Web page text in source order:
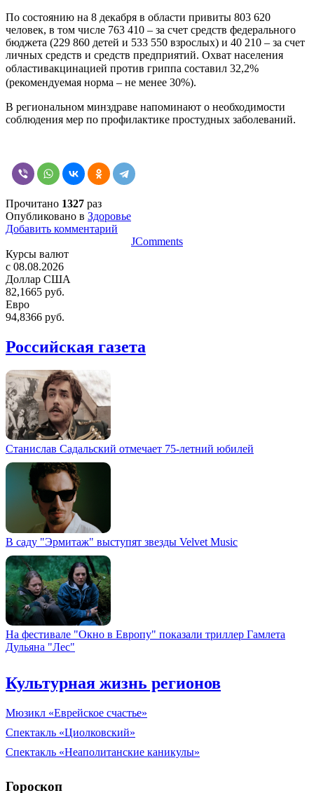
По состоянию на 8 декабря в области привиты 803 620
человек, в том числе 763 410 – за счет средств федерального
бюджета (229 860 детей и 533 550 взрослых) и 40 210 – за счет
личных средств и средств предприятий. Охват населения
областивакцинацией против гриппа составил 32,2%
(рекомендуемая норма – не менее 30%).
В региональном минздраве напоминают о необходимости
соблюдения мер по профилактике простудных заболеваний.
Прочитано 1327 раз
Опубликовано в Здоровье
Добавить комментарий
JComments
Курсы валют
c 08.08.2026
Доллар США
82,1665 руб.
Евро
94,8366 руб.
Российская газета
Станислав Садальский отмечает 75-летний юбилей
В саду "Эрмитаж" выступят звезды Velvet Music
На фестивале "Окно в Европу" показали триллер Гамлета
Дульяна "Лес"
Культурная жизнь регионов
Мюзикл «Еврейское счастье»
Спектакль «Циолковский»
Спектакль «Неаполитанские каникулы»
Гороскоп